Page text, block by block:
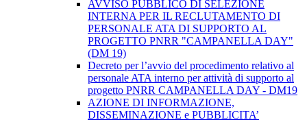
AVVISO PUBBLICO DI SELEZIONE
INTERNA PER IL RECLUTAMENTO DI
PERSONALE ATA DI SUPPORTO AL
PROGETTO PNRR "CAMPANELLA DAY"
(DM 19)
Decreto per l’avvio del procedimento relativo al
personale ATA interno per attività di supporto al
progetto PNRR CAMPANELLA DAY - DM19
AZIONE DI INFORMAZIONE,
DISSEMINAZIONE e PUBBLICITA’